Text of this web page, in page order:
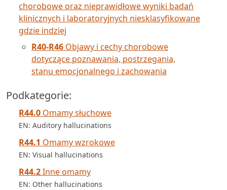
chorobowe oraz nieprawidłowe wyniki badań
klinicznych i laboratoryjnych niesklasyfikowane
gdzie indziej
R40-R46 Objawy i cechy chorobowe
dotyczące poznawania, postrzegania,
stanu emocjonalnego i zachowania
Podkategorie:
R44.0 Omamy słuchowe
EN: Auditory hallucinations
R44.1 Omamy wzrokowe
EN: Visual hallucinations
R44.2Inne omamy
EN: Other hallucinations